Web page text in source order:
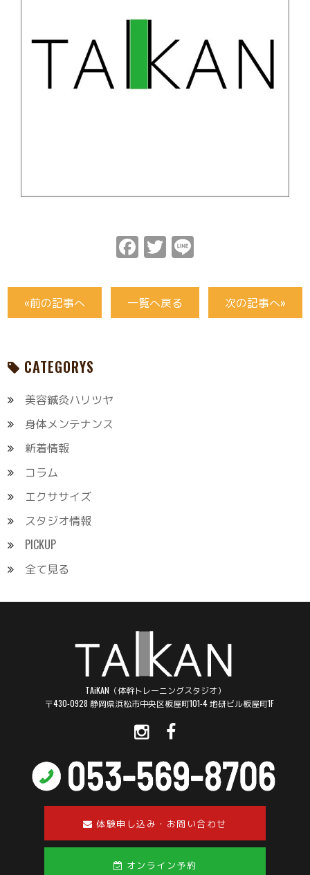
Facebook
Twitter
«前の記事へ 一覧へ戻る 次の記事へ»
CATEGORYS
美容鍼灸ハリツヤ
身体メンテナンス
新着情報
コラム
エクササイズ
スタジオ情報
PICKUP
全て見る
TAiKAN（体幹トレーニングスタジオ）
〒430-0928 静岡県浜松市中央区板屋町101-4 地研ビル板屋町1F
体験申し込み・お問い合わせ
オンライン予約